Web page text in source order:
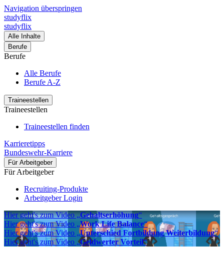
Navigation überspringen
studyflix
studyflix
Alle Inhalte
Berufe
Berufe
Alle Berufe
Berufe A-Z
Traineestellen
Traineestellen
Traineestellen finden
Karrieretipps
Bundeswehr-Karriere
Für Arbeitgeber
Für Arbeitgeber
Recruiting-Produkte
Arbeitgeber Login
Hier geht's zum Video „Gehaltserhöhung“
Hier geht's zum Video „Work Life Balance“
Hier geht's zum Video „Unterschied Fortbildung Weiterbildung“
Hier geht's zum Video „Geldwerter Vorteil“